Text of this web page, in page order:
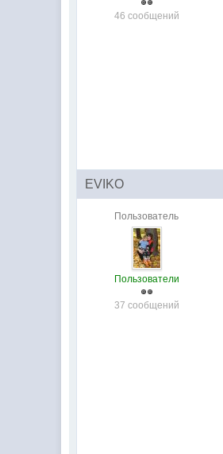
46 сообщений
EVIKO
Пользователь
Пользователи
37 сообщений